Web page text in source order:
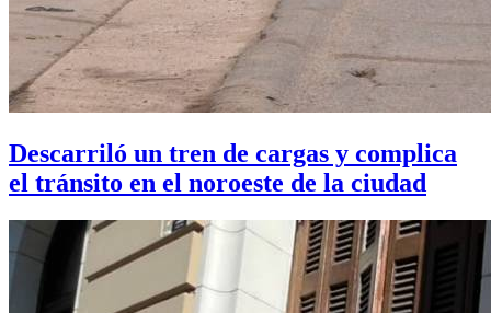
Descarriló un tren de cargas y complica
el tránsito en el noroeste de la ciudad